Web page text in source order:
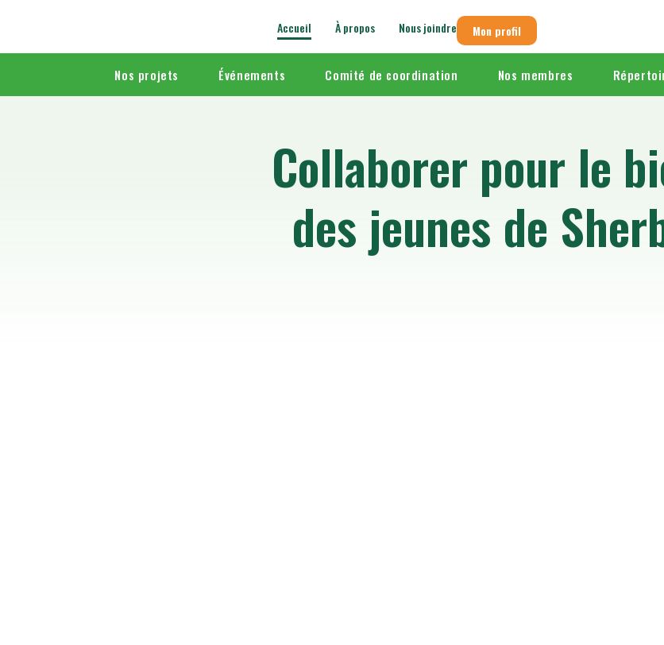
Accueil À propos Nous joindre Mon profil
Nos projets Événements Comité de coordination Nos membres
Collaborer pour le
des jeunes de